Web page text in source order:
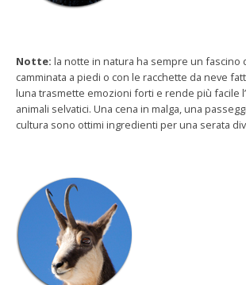
Notte: la notte in natura ha sempre un fascino
camminata a piedi o con le racchette da neve
luna trasmette emozioni forti e rende più facile
animali selvatici. Una cena in malga, una
cultura sono ottimi ingredienti per una serata